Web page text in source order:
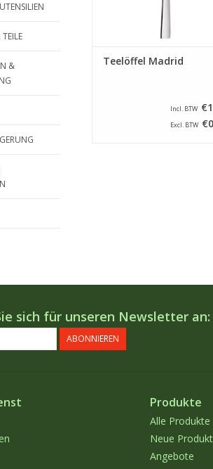
&
Teelöffel Madrid
Incl. BTW
Excl. BTW
sich für unseren Newsletter an:
ABONNIEREN
Produkte
Alle Produkte
Neue
Angebote